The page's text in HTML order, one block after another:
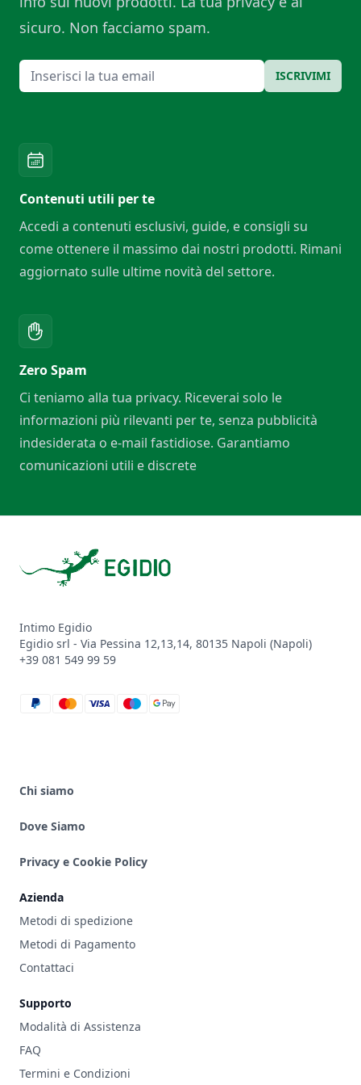
sicuro. Non facciamo spam.
Email ISCRIVIMI
Contenuti utili per te
Accedi a contenuti esclusivi, guide, e consigli su
come ottenere il massimo dai nostri prodotti. Rimani
aggiornato sulle ultime novità del settore.
Zero Spam
Ci teniamo alla tua privacy. Riceverai solo le
informazioni più rilevanti per te, senza pubblicità
indesiderata o e-mail fastidiose. Garantiamo
comunicazioni utili e discrete
Intimo Egidio
Egidio srl - Via Pessina 12,13,14, 80135 Napoli (Napoli)
+39 081 549 99 59
paypal
mastercard
visa
maestro
google_pay
Chi siamo
Dove Siamo
Privacy e Cookie Policy
Azienda
Metodi di spedizione
Metodi di Pagamento
Contattaci
Supporto
Modalità di Assistenza
FAQ
Termini e Condizioni